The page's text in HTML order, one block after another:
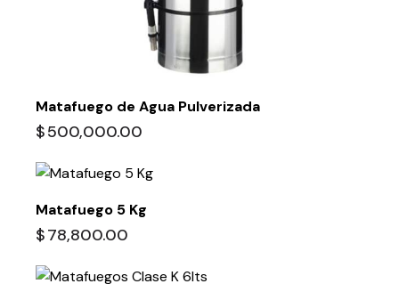
Matafuego de Agua Pulverizada
$500,000.00
Matafuego 5 Kg
$78,800.00